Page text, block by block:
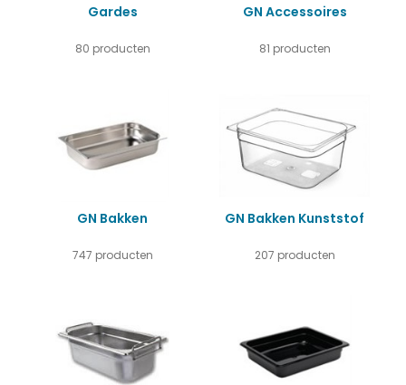
Gardes
80 producten
GN Accessoires
81 producten
GN Bakken
747 producten
GN Bakken Kunststof
207 producten